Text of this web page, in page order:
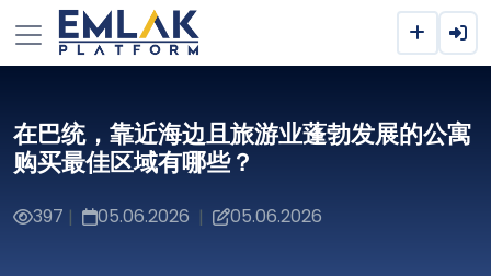
在巴统，靠近海边且旅游业蓬勃发展的公寓
购买最佳区域有哪些？
397 | 05.06.2026 | 05.06.2026